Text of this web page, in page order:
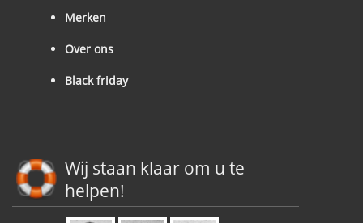
Merken
Over ons
Black friday
Wij staan klaar om u te
helpen!